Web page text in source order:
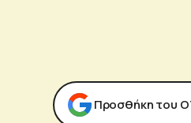
Προσθήκη του